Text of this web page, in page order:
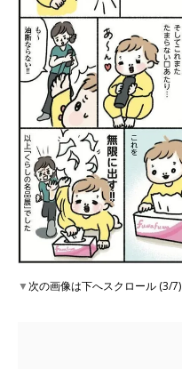
▼次の画像は下へスクロール (3/7)